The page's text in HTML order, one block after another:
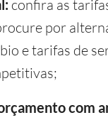
confira as
por
e tarifas de
com